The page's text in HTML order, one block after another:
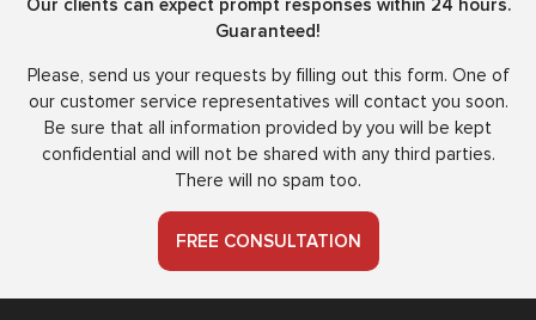
Our clients can expect prompt responses within 24 hours.
Guaranteed!
Please, send us your requests by filling out this form. One of
our customer service representatives will contact you soon.
Be sure that all information provided by you will be kept
confidential and will not be shared with any third parties.
There will no spam too.
FREE CONSULTATION